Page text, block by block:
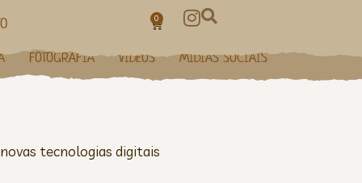
0
FOTOGRAFIA VÍDEOS MÍDIAS SOCIAIS
tecnologias digitais